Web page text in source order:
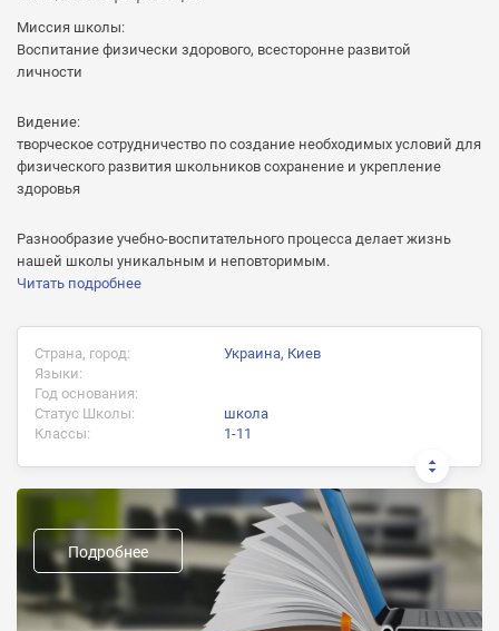
Миссия школы:
Воспитание физически здорового, всесторонне развитой
личности
Видение:
творческое сотрудничество по создание необходимых условий для
физического развития школьников сохранение и укрепление
здоровья
Разнообразие учебно-воспитательного процесса делает жизнь
нашей школы уникальным и неповторимым.
Читать подробнее
Страна, город:
Украина, Киев
Языки:
Год основания:
Статус Школы:
школа
Классы:
1-11
Документ об окончании:
Аттестат о полном среднем образовании
Предыдущие названия:
Форма обучения:
дневное
Подробнее
ОТПРАВИТЬ
на обработку моих персональных данных
Нажимая на кнопку «Отправить» я даю согласие